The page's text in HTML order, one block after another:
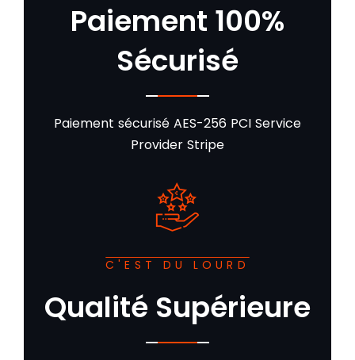
Paiement 100%
Sécurisé
Paiement sécurisé AES-256 PCI Service
Provider Stripe
C'EST DU LOURD
Qualité Supérieure